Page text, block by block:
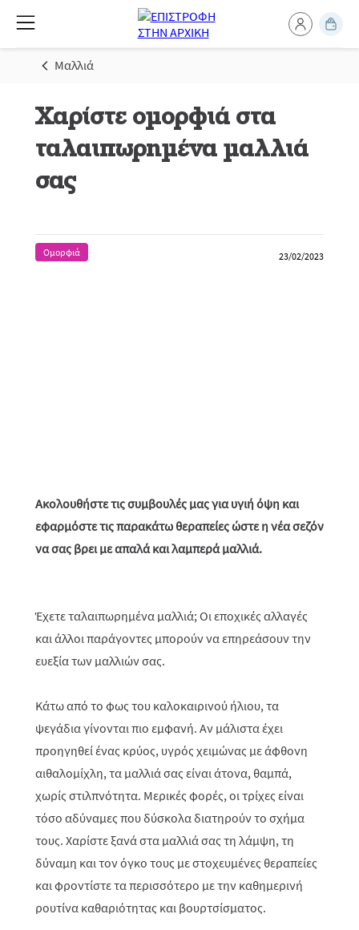
Μαλλιά
Χαρίστε ομορφιά στα
ταλαιπωρημένα μαλλιά
σας
Ομορφιά 23/02/2023
Ακολουθήστε τις συμβουλές μας για υγιή όψη και
εφαρμόστε τις παρακάτω θεραπείες ώστε η νέα σεζόν
να σας βρει με απαλά και λαμπερά μαλλιά.
Έχετε ταλαιπωρημένα μαλλιά; Οι εποχικές αλλαγές
και άλλοι παράγοντες μπορούν να επηρεάσουν την
ευεξία των μαλλιών σας.
Κάτω από το φως του καλοκαιρινού ήλιου, τα
ψεγάδια γίνονται πιο εμφανή. Αν μάλιστα έχει
προηγηθεί ένας κρύος, υγρός χειμώνας με άφθονη
αιθαλομίχλη, τα μαλλιά σας είναι άτονα, θαμπά,
χωρίς στιλπνότητα. Μερικές φορές, οι τρίχες είναι
τόσο αδύναμες που δύσκολα διατηρούν το σχήμα
τους. Χαρίστε ξανά στα μαλλιά σας τη λάμψη, τη
δύναμη και τον όγκο τους με στοχευμένες θεραπείες
και φροντίστε τα περισσότερο με την καθημερινή
ρουτίνα καθαριότητας και βουρτσίσματος.